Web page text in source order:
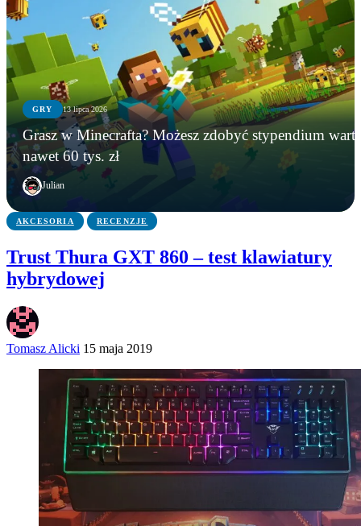
GRY 13 lipca 2026
Grasz w Minecrafta? Możesz zdobyć stypendium warte
nawet 60 tys. zł
Julian
GRY
Instalowali gry na Steamie, a tracili kryptowaluty.
FBI zatrzymało podejrzanego
WIADOMOŚCI
Microsoft zamyka Xbox Polska? Lokalny oddział
ma zniknąć po niemal 20 latach
GRY
Grasz w Minecrafta? Możesz zdobyć stypendium
warte nawet 60 tys. zł
AKCESORIA RECENZJE
Trust Thura GXT 860 – test klawiatury
hybrydowej
Tomasz Alicki 15 maja 2019